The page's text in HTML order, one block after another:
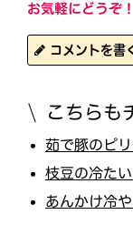
お気軽にどうぞ！
コメントを書
こちらも
茹で豚のピ
枝豆の冷た
あんかけ冷